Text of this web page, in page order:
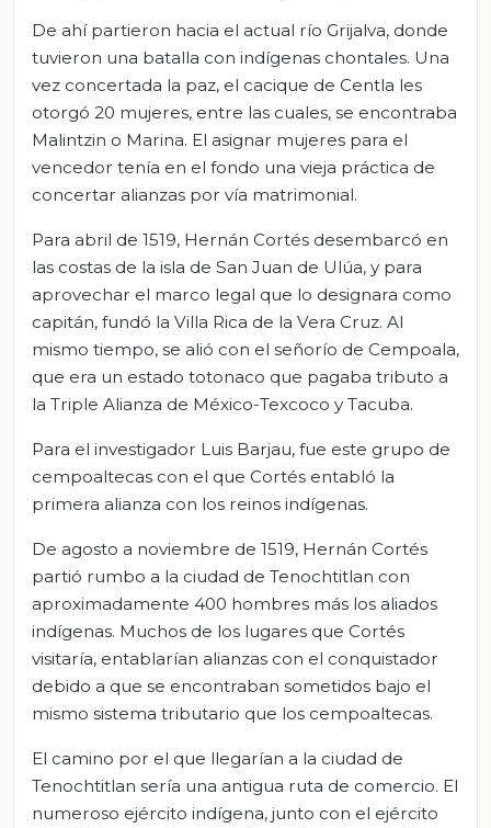
De ahí partieron hacia el actual río Grijalva, donde
tuvieron una batalla con indígenas chontales. Una
vez concertada la paz, el cacique de Centla les
otorgó 20 mujeres, entre las cuales, se encontraba
Malintzin o Marina. El asignar mujeres para el
vencedor tenía en el fondo una vieja práctica de
concertar alianzas por vía matrimonial.
Para abril de 1519, Hernán Cortés desembarcó en
las costas de la isla de San Juan de Ulúa, y para
aprovechar el marco legal que lo designara como
capitán, fundó la Villa Rica de la Vera Cruz. Al
mismo tiempo, se alió con el señorío de Cempoala,
que era un estado totonaco que pagaba tributo a
la Triple Alianza de México-Texcoco y Tacuba.
Para el investigador Luis Barjau, fue este grupo de
cempoaltecas con el que Cortés entabló la
primera alianza con los reinos indígenas.
De agosto a noviembre de 1519, Hernán Cortés
partió rumbo a la ciudad de Tenochtitlan con
aproximadamente 400 hombres más los aliados
indígenas. Muchos de los lugares que Cortés
visitaría, entablarían alianzas con el conquistador
debido a que se encontraban sometidos bajo el
mismo sistema tributario que los cempoaltecas.
El camino por el que llegarían a la ciudad de
Tenochtitlan sería una antigua ruta de comercio. El
numeroso ejército indígena, junto con el ejército